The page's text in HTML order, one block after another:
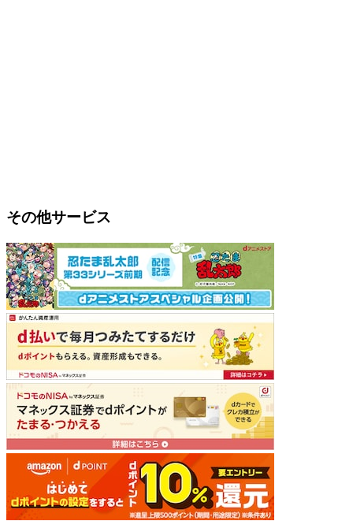
その他サービス